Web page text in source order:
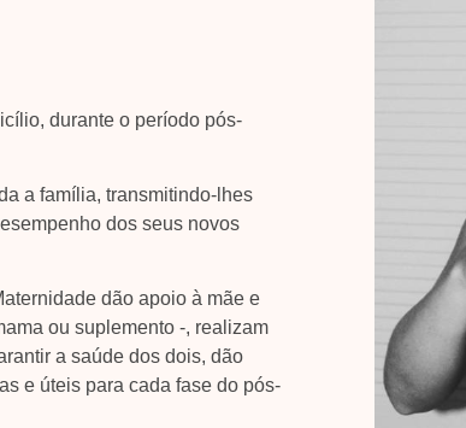
durante o período pós-
a família, transmitindo-lhes
dos seus novos
dão apoio à mãe e
ou suplemento -, realizam
a saúde dos dois, dão
e úteis para cada fase do pós-